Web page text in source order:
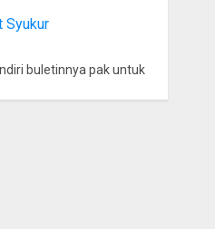
Syukur
buletinnya pak untuk